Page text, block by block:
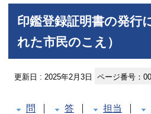
印鑑登録証明書の発行
れた市民のこえ）
更新日 : 2025年2月3日 ページ番号：
問 答 担当